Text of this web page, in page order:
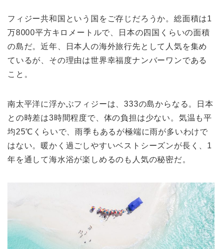
フィジー共和国という国をご存じだろうか。総面積は1
万8000平方キロメートルで、日本の四国くらいの面積
の島だ。近年、日本人の海外旅行先として人気を集め
ているが、その理由は世界幸福度ナンバーワンである
こと。
南太平洋に浮かぶフィジーは、333の島からなる。日本
との時差は3時間程度で、体の負担は少ない。気温も平
均25℃くらいで、雨季もあるが極端に雨が多いわけで
はない。暖かく過ごしやすいベストシーズンが長く、1
年を通して海水浴が楽しめるのも人気の秘密だ。